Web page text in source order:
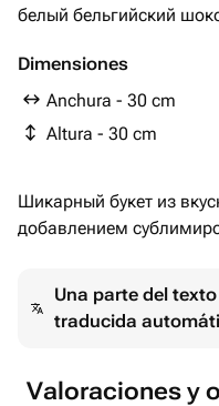
белый бельгийский
Dimensiones
Anchura - 30 cm
Altura - 30 cm
Шикарный букет из
добавлением
Una parte del
traducida
Valoraciones y